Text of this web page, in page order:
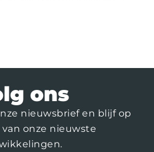
ons
nieuwsbrief en blijf op
onze nieuwste